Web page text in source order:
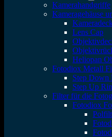
Kamerahandgriffe
Kameragehäuse
Lens Cap
Heliopan
Fotodiox Metall
Step Down
Step Up
Filter für die
Fotodiox